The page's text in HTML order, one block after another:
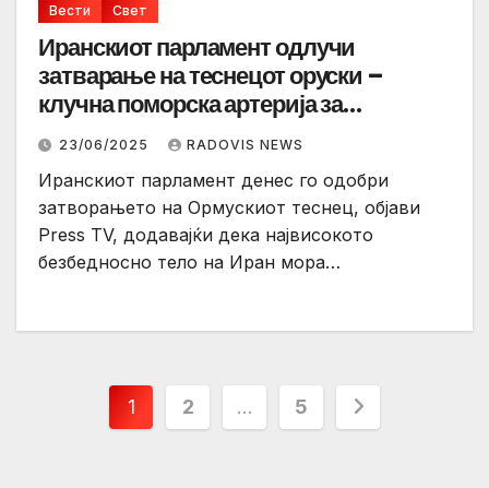
Вести Свет
Иранскиот парламент одлучи
затварање на теснецот оруски –
клучна поморска артерија за
глобалната трговија со нафта
23/06/2025 RADOVIS NEWS
Иранскиот парламент денес го одобри
затворањето на Ормускиот теснец, објави
Press TV, додавајќи дека највисокото
безбедносно тело на Иран мора…
Posts
1 2 … 5